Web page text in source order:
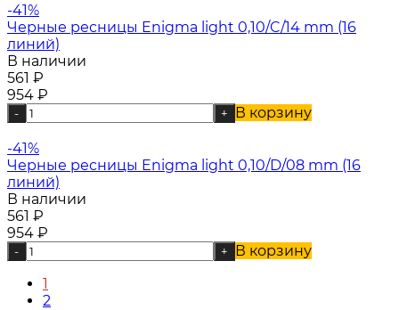
-41%
Черные ресницы Enigma light 0,10/C/14 mm (16
линий)
В наличии
561 ₽
954 ₽
- + В корзину
-41%
Черные ресницы Enigma light 0,10/D/08 mm (16
линий)
В наличии
561 ₽
954 ₽
- +
В корзину
1
2